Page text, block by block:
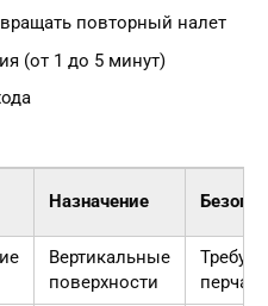
повторный налет
(от 1 до 5 минут)
Назначение
Вертикальные
поверхности